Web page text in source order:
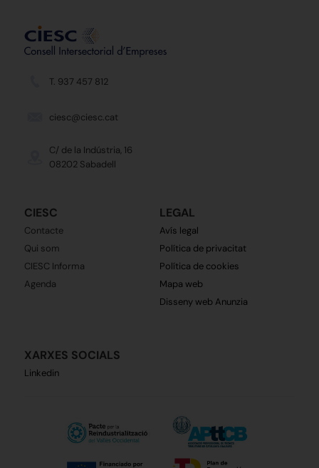
T. 937 457 812
ciesc@ciesc.cat
C/ de la Indústria, 16
08202 Sabadell
CIESC
Contacte
Qui som
CIESC Informa
Agenda
XARXES SOCIALS
Linkedin
LEGAL
Avís legal
Política de privacitat
Política de cookies
Mapa web
Disseny web Anunzia